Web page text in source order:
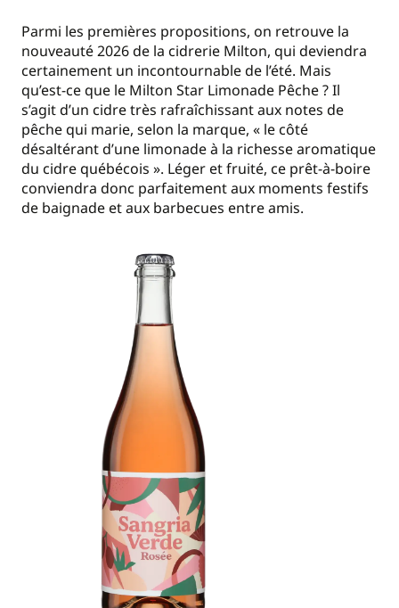
Parmi les premières propositions, on retrouve la
nouveauté 2026 de la cidrerie Milton, qui deviendra
certainement un incontournable de l’été. Mais
qu’est-ce que le Milton Star Limonade Pêche ? Il
s’agit d’un cidre très rafraîchissant aux notes de
pêche qui marie, selon la marque, « le côté
désaltérant d’une limonade à la richesse aromatique
du cidre québécois ». Léger et fruité, ce prêt-à-boire
conviendra donc parfaitement aux moments festifs
de baignade et aux barbecues entre amis.